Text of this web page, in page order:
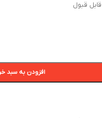
قبول
افزودن به سبد